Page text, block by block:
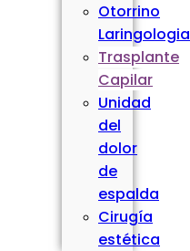
Otorrino
Laringologia
Trasplante
Capilar
Unidad
del
dolor
de
espalda
Cirugía
estética